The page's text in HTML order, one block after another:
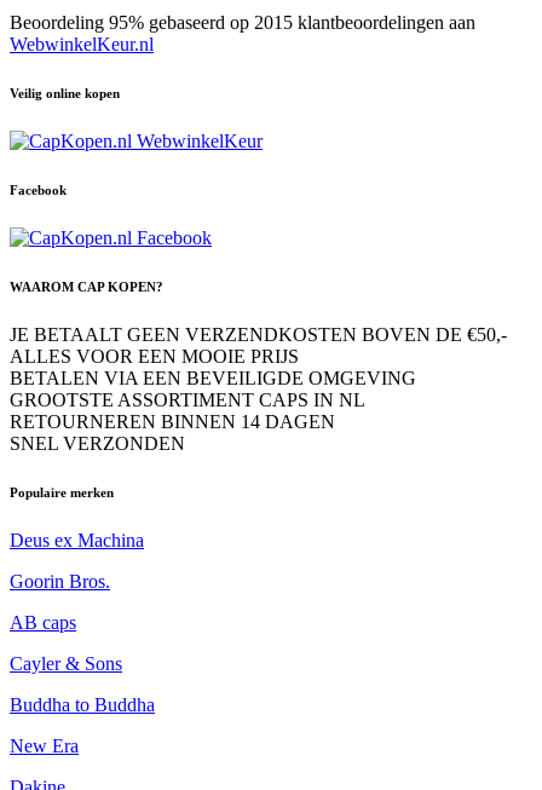
Beoordeling 95% gebaseerd op 2015 klantbeoordelingen aan
WebwinkelKeur.nl
Veilig online kopen
Facebook
WAAROM CAP KOPEN?
JE BETAALT GEEN VERZENDKOSTEN BOVEN DE €50,-
ALLES VOOR EEN MOOIE PRIJS
BETALEN VIA EEN BEVEILIGDE OMGEVING
GROOTSTE ASSORTIMENT CAPS IN NL
RETOURNEREN BINNEN 14 DAGEN
SNEL VERZONDEN
Populaire merken
Deus ex Machina
Goorin Bros.
AB caps
Cayler & Sons
Buddha to Buddha
New Era